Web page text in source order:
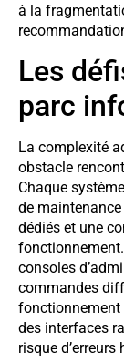
à la
Les
parc
La complexité
obstacle
Chaque
de
dédiés et une
consoles
commandes
fonctionnement
des interfaces
risque d’erreurs